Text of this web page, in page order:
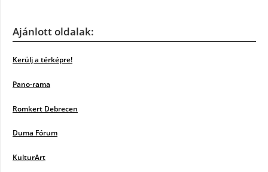
Ajánlott oldalak:
Kerülj a térképre!
Pano-rama
Romkert Debrecen
Duma Fórum
KulturArt